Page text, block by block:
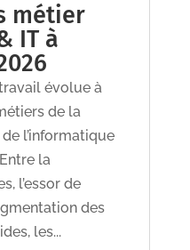
métier
IT à
évolue à
de la
l’informatique
la
l’essor de
des
les...